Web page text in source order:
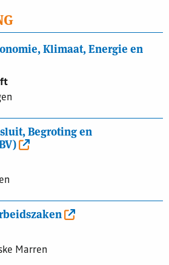
Klimaat, Energie en
Begroting en
Marren